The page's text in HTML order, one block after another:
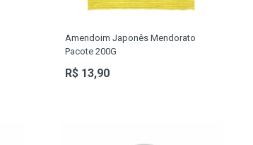
Amendoim Japonês Mendorato
Pacote 200G
R$ 13,90